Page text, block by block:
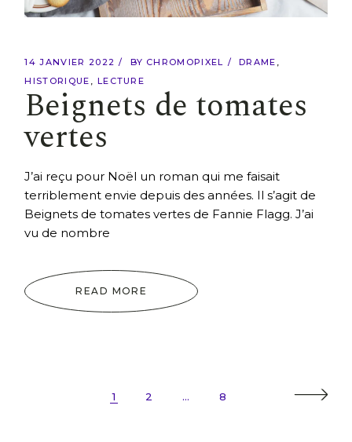
14 JANVIER 2022 BY CHROMOPIXEL
DRAME
HISTORIQUE
LECTURE
Beignets de tomates
vertes
J’ai reçu pour Noël un roman qui me faisait
terriblement envie depuis des années. Il s’agit de
Beignets de tomates vertes de Fannie Flagg. J’ai
vu de nombre
READ MORE
Pagination
1 2 … 8